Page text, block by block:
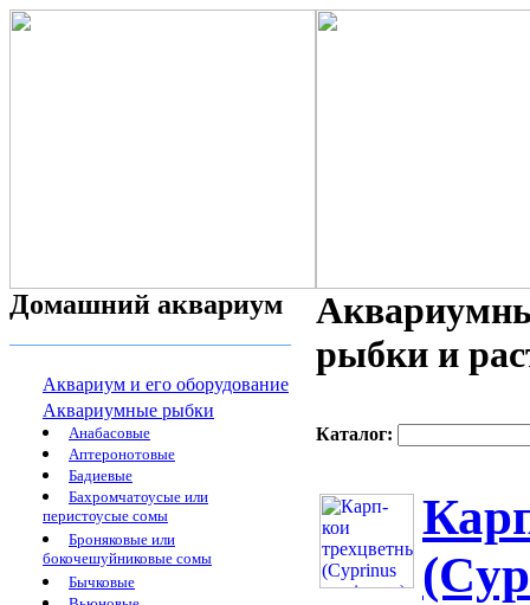
Домашний аквариум
Аквариум и его оборудование
Аквариумные рыбки
Анабасовые
Аптеронотовые
Бадиевые
Бахромчатоусые или
перистоусые сомы
Броняковые или
бокочешуйниковые сомы
Бычковые
рыбки и
Каталог: